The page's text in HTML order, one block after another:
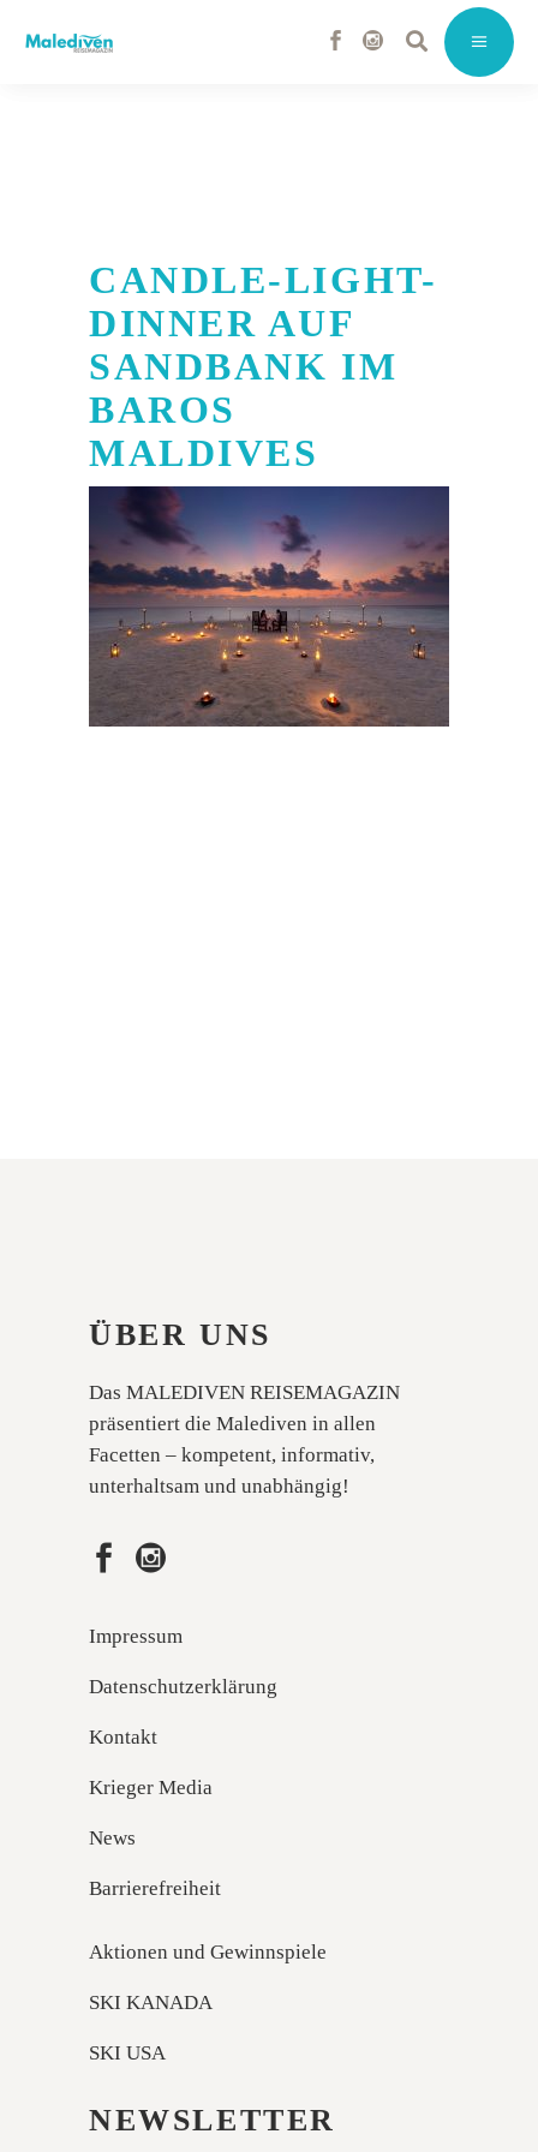
CANDLE-LIGHT-
DINNER AUF
SANDBANK IM
BAROS
MALDIVES
ÜBER UNS
Das MALEDIVEN REISEMAGAZIN
präsentiert die Malediven in allen
Facetten – kompetent, informativ,
unterhaltsam und unabhängig!
Impressum
Datenschutzerklärung
Kontakt
Krieger Media
News
Barrierefreiheit
Aktionen und Gewinnspiele
SKI KANADA
SKI USA
NEWSLETTER